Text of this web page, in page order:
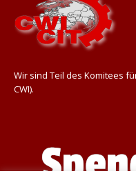
Wir sind Teil des Komitees
CWI).